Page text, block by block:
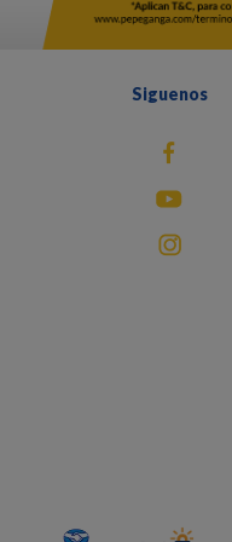
Siguenos
fb
You Tube
instagram